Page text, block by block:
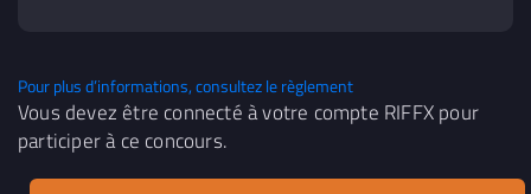
Pour plus d’informations, consultez le règlement
Vous devez être connecté à votre compte RIFFX pour
participer à ce concours.